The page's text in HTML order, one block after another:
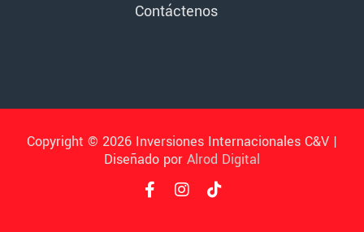
Contáctenos
Copyright © 2026 Inversiones Internacionales C&V |
Diseñado por Alrod Digital